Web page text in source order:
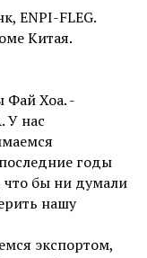
ENPI-FLEG.
Китая.
Фай Хоа. -
У нас
годы
что бы ни думали
нашу
экспортом,